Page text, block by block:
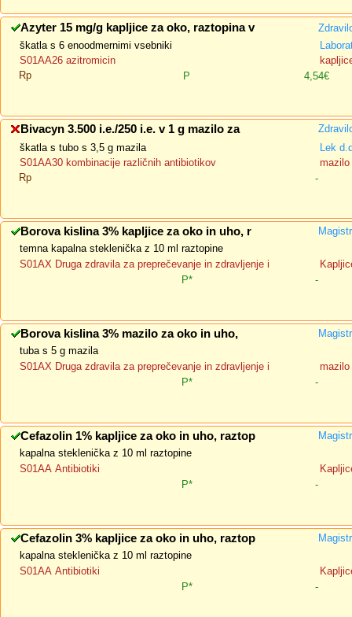
Azyter 15 mg/g kapljice za oko, raztopina v
škatla s 6 enoodmernimi vsebniki
S01AA26 azitromicin
Rp
P 4,54€
Bivacyn 3.500 i.e./250 i.e. v 1 g mazilo za
škatla s tubo s 3,5 g mazila
Lek
S01AA30 kombinacije različnih antibiotikov
Rp
-
Borova kislina 3% kapljice za oko in uho, r
temna kapalna steklenička z 10 ml raztopine
S01AX Druga zdravila za preprečevanje in zdravljenje i
P*
-
Borova kislina 3% mazilo za oko in uho,
tuba s 5 g mazila
S01AX Druga zdravila za preprečevanje in zdravljenje i
P*
-
Cefazolin 1% kapljice za oko in uho, raztop
kapalna steklenička z 10 ml raztopine
S01AA Antibiotiki
P*
-
Cefazolin 3% kapljice za oko in uho, raztop
kapalna steklenička z 10 ml raztopine
S01AA Antibiotiki
P*
-